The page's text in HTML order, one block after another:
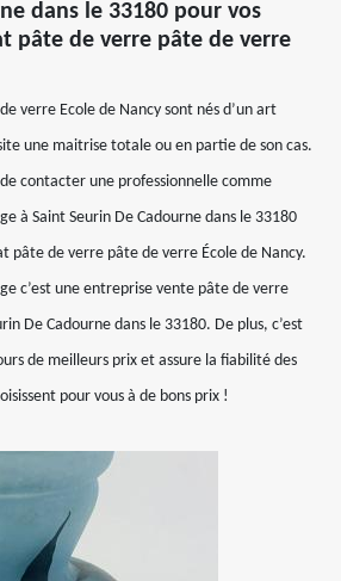
dans le 33180 pour vos
pâte de verre pâte de verre
verre Ecole de Nancy sont nés d’un art
une maitrise totale ou en partie de son cas.
de contacter une professionnelle comme
à Saint Seurin De Cadourne dans le 33180
pâte de verre pâte de verre École de Nancy.
c’est une entreprise vente pâte de verre
De Cadourne dans le 33180. De plus, c’est
de meilleurs prix et assure la fiabilité des
pour vous à de bons prix !